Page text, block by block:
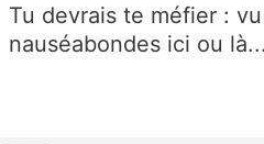
Tu devrais te méfier :
nauséabondes ici ou là...